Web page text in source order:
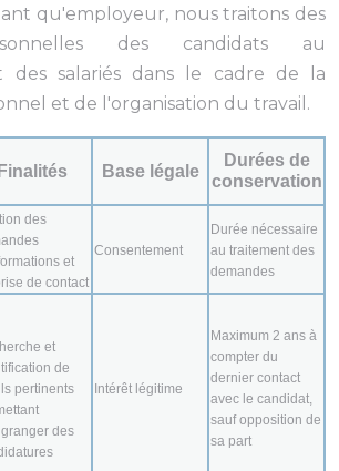
qu'employeur, nous traitons des
des candidats au
des salariés dans le cadre de la
et de l'organisation du travail.
Finalités Base légale
Durées de
conservation
des
et
de contact
Consentement
Durée nécessaire
au traitement des
demandes
et
de
pertinents
des
Intérêt légitime
Maximum 2 ans à
compter du
dernier contact
avec le candidat,
sauf opposition de
sa part